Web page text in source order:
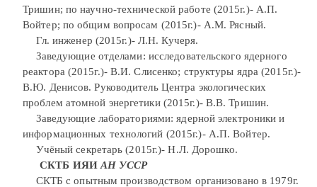
Тришин; по научно-технической работе (2015г.)- А.П.
Войтер; по общим вопросам (2015г.)- А.М. Рясный.
Гл. инженер (2015г.)- Л.Н. Кучеря.
Заведующие отделами: исследовательского ядерного
реактора (2015г.)- В.И. Слисенко; структуры ядра (2015г.)-
В.Ю. Денисов. Руководитель Центра экологических
проблем атомной энергетики (2015г.)- В.В. Тришин.
Заведующие лабораториями: ядерной электроники и
информационных технологий (2015г.)- А.П. Войтер.
Учёный секретарь (2015г.)- Н.Л. Дорошко.
СКТБ ИЯИАН УССР
СКТБ с опытным производством организовано в 1979г.